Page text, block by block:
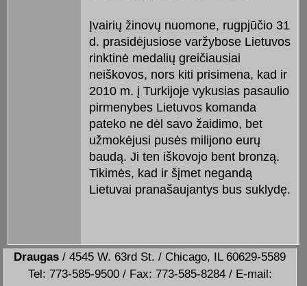
Įvairių žinovų nuomone, rugpjūčio 31
d. prasidėjusiose varžybose Lietuvos
rinktinė medalių greičiausiai
neiškovos, nors kiti prisimena, kad ir
2010 m. į Turkijoje vykusias pasaulio
pirmenybes Lietuvos komanda
pateko ne dėl savo žaidimo, bet
užmokėjusi pusės milijono eurų
baudą. Ji ten iškovojo bent bronzą.
Tikimės, kad ir šįmet negandą
Lietuvai pranašaujantys bus suklydę.
Draugas / 4545 W. 63rd St. / Chicago, IL 60629-5589
Tel: 773-585-9500 / Fax: 773-585-8284 / E-mail: